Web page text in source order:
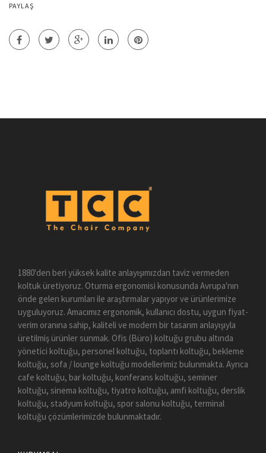
PAYLAŞ
1880'den beri yüksek kalite anlayışımızdan taviz vermeden
koltuk üretiyoruz. Oturma ergonomisi konusunda Avrupa'nın
önde gelen kurumları ile araştırmalar yapıyor ve ürünlerimize
uyguluyoruz. Amacımız ergonomik, kullanıcı dostu, uygun fiyat-
verim oranına sahip, kaliteli ve modern bir tasarım anlayışıyla
üretilmiş ürünler sunmak. Ofis (Büro) koltuğu grubu altında
yönetici koltuğu, personel koltuğu, toplantı koltuğu, bekleme
koltuğu, sofa / lounge koltuğu modellerimiz bulunmakta. Ayrıca
cafe koltuğu, bar koltuğu, konferans koltuğu, seminer
koltuğu, sinema koltuğu, tiyatro koltuğu, amfi koltuğu, derslik
koltuğu, stadyum koltuğu, spor salonu koltuğu, terminal
koltuğu çözümlerimizde bulunmaktadır.